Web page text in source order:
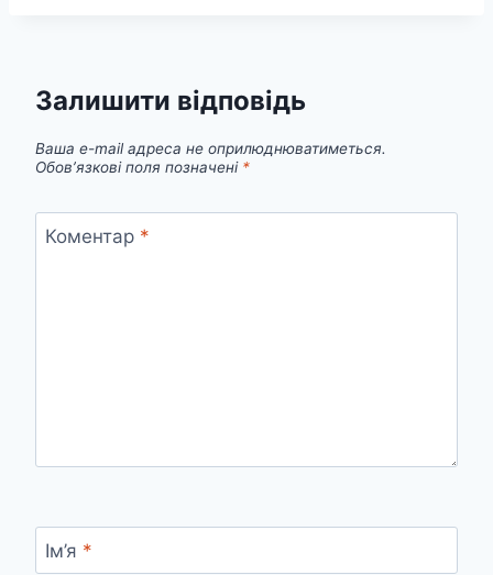
Залишити відповідь
Ваша e-mail адреса не оприлюднюватиметься.
Обов’язкові поля позначені *
Коментар *
Ім’я *